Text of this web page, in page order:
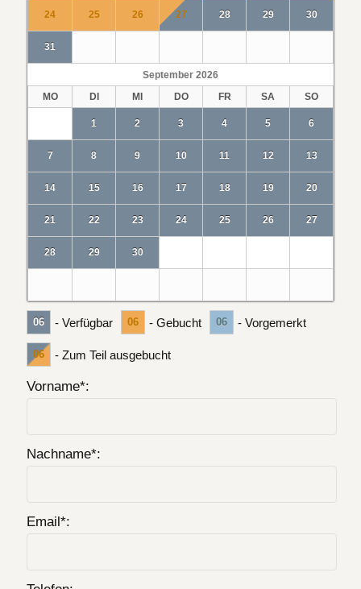
24 25 26 27 28 29 30
31
September 2026
MO
DI MI DO FR SA SO
1 2 3 4 5 6
7 8 9 10 11 12 13
14 15 16 17 18 19 20
21 22 23 24 25 26 27
28 29 30
06 - Verfügbar 06 - Gebucht 06 - Vorgemerkt
06 - Zum Teil ausgebucht
Vorname*:
Nachname*:
Email*: